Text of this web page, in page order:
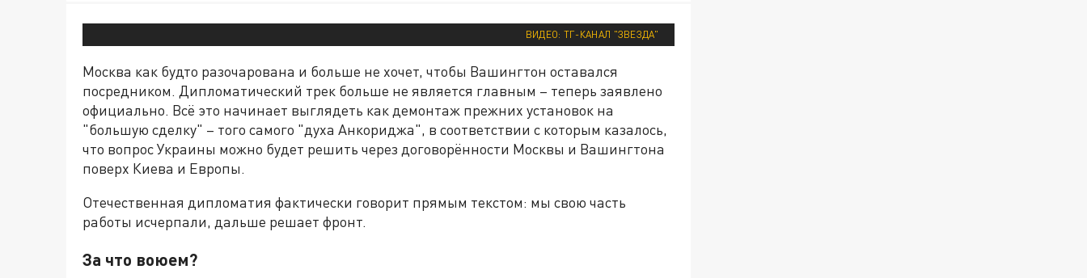
ВИДЕО: ТГ-КАНАЛ "ЗВЕЗДА"
Москва как будто разочарована и больше не хочет, чтобы Вашингтон оставался
посредником. Дипломатический трек больше не является главным – теперь заявлено
официально. Всё это начинает выглядеть как демонтаж прежних установок на
"большую сделку" – того самого "духа Анкориджа", в соответствии с которым казалось,
что вопрос Украины можно будет решить через договорённости Москвы и Вашингтона
поверх Киева и Европы.
Отечественная дипломатия фактически говорит прямым текстом: мы свою часть
работы исчерпали, дальше решает фронт.
За что воюем?